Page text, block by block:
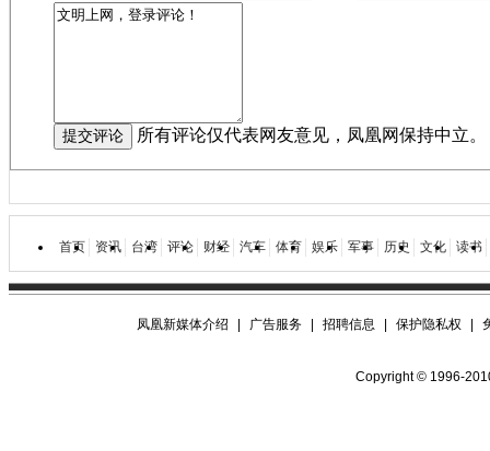
所有评论仅代表网友意见，凤凰网保持中立。
首页 资讯 台湾 评论 财经 汽车 体育 娱乐 军事 历史 文化 读书
凤凰新媒体介绍 广告服务 招聘信息 保护隐私权
Copyright © 1996-